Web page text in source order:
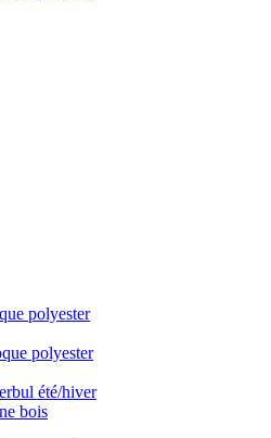
polyester
polyester
été/hiver
bois